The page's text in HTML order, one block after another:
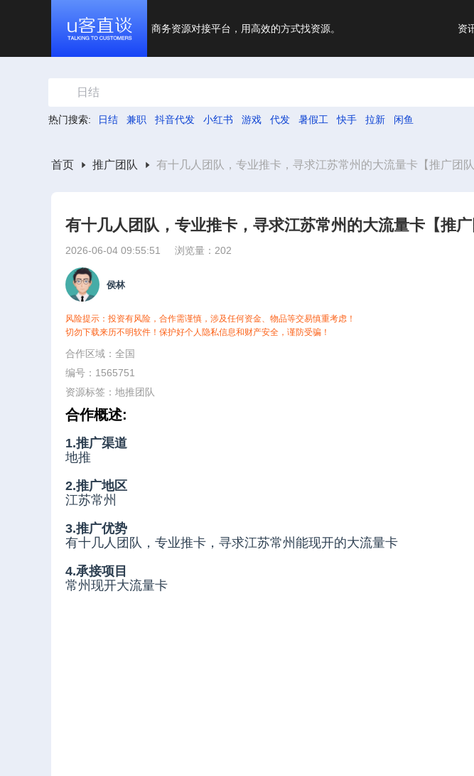
商务资源对接平台，用高效的方式找资源。 资
日结
热门搜索: 日结 兼职 抖音代发 小红书 游戏 代发 暑假工 快手 拉新 闲鱼
首页 推广团队 有十几人团队，专业推卡，寻求江苏常州的大流量卡【推广团队
有十几人团队，专业推卡，寻求江苏常州的大流量卡【推广
2026-06-04 09:55:51 浏览量：202
侯林
风险提示：投资有风险，合作需谨慎，涉及任何资金、物品等交易慎重考虑！
切勿下载来历不明软件！保护好个人隐私信息和财产安全，谨防受骗！
合作区域：全国
编号：1565751
资源标签： 地推团队
合作概述:
1.推广渠道
地推
2.推广地区
江苏常州
3.推广优势
有十几人团队，专业推卡，寻求江苏常州能现开的大流量卡
4.承接项目
常州现开大流量卡